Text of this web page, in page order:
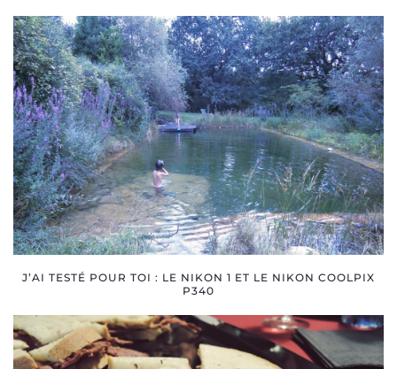
J’AI TESTÉ POUR TOI : LE NIKON 1 ET LE NIKON COOLPIX
P340